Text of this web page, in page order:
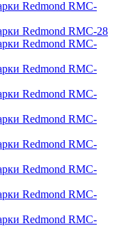
Redmond RMC-
Redmond RMC-28
Redmond RMC-
Redmond RMC-
Redmond RMC-
Redmond RMC-
Redmond RMC-
Redmond RMC-
Redmond RMC-
Redmond RMC-